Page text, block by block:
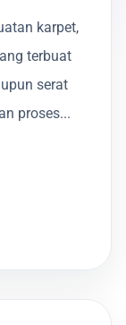
karpet,
terbuat
serat
proses...